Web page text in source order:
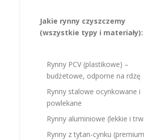
Jakie rynny czyszczemy
(wszystkie typy i materiały):
Rynny PCV (plastikowe) –
budżetowe, odporne na rdzę
Rynny stalowe ocynkowane i
powlekane
Rynny aluminiowe (lekkie i
Rynny z tytan-cynku